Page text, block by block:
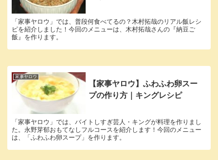
「家事ヤロウ」では、普段何食べてるの？木村拓哉のリアル飯レシ
ピを紹介しました！今回のメニューは、木村拓哉さんの『納豆ご
飯』を作ります。
家事ヤロウ
【家事ヤロウ】ふわふわ卵スー
プの作り方｜キングレシピ
「家事ヤロウ」では、バイトしすぎ芸人・キングが料理を作りまし
た。永野芽郁おもてなしフルコースを紹介します！今回のメニュー
は、「ふわふわ卵スープ」を作ります。